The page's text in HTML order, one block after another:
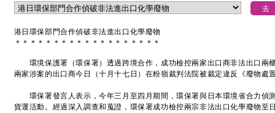
港日環保部門合作偵破非法進出口化學廢物
＊ ＊ ＊ ＊ ＊ ＊ ＊ ＊ ＊ ＊ ＊ ＊ ＊ ＊ ＊ ＊ ＊ ＊ ＊
環境保護署（環保署）透過跨境合作，成功檢控兩家出口商非法出口兩
兩家涉案的出口商今日（十月十七日）在粉嶺裁判法院被裁定違反《廢物處
環保署發言人表示，今年三月至四月期間，環保署與日本環境省合力偵
貨運活動。經過深入調查和蒐證，環保署成功檢控兩宗非法出口化學廢物至